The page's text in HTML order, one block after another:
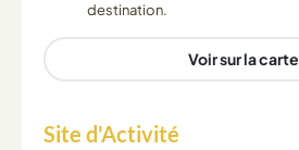
destination.
Voir sur la carte
Site d'Activité